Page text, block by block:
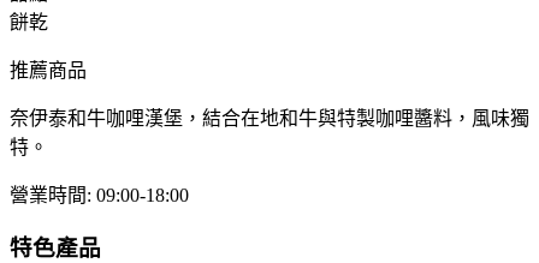
餅乾
推薦商品
奈伊泰和牛咖哩漢堡，結合在地和牛與特製咖哩醬料，風味獨
特。
營業時間: 09:00-18:00
特色產品